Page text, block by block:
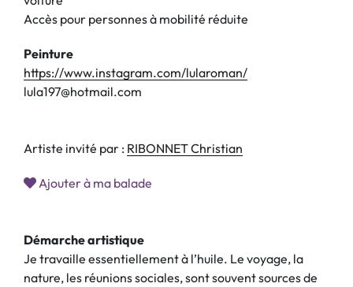
Accès pour personnes à mobilité réduite
Peinture
https://www.instagram.com/lularoman/
lula197@hotmail.com
Artiste invité par : RIBONNET Christian
Ajouter à ma balade
Démarche artistique
Je travaille essentiellement à l’huile. Le voyage, la
nature, les réunions sociales, sont souvent sources de